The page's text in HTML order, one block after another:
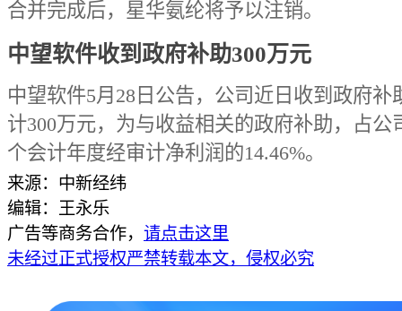
合并完成后，星华氨纶将予以注销。
中望软件收到政府补助300万元
中望软件5月28日公告，公司近日收到政府补
计300万元，为与收益相关的政府补助，占公
个会计年度经审计净利润的14.46%。
来源：中新经纬
编辑：王永乐
广告等商务合作， 请点击这里
未经过正式授权严禁转载本文，侵权必究